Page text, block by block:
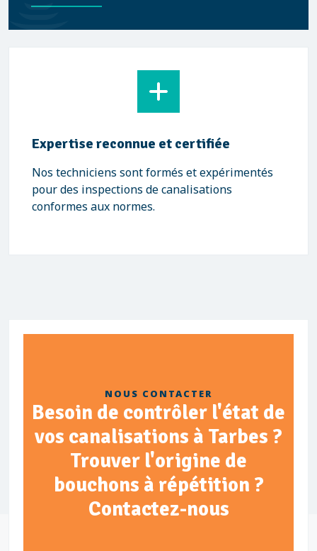
Expertise reconnue et certifiée
Nos techniciens sont formés et expérimentés
pour des inspections de canalisations
conformes aux normes.
NOUS CONTACTER
Besoin de contrôler l'état de
vos canalisations à Tarbes ?
Trouver l'origine de
bouchons à répétition ?
Contactez-nous